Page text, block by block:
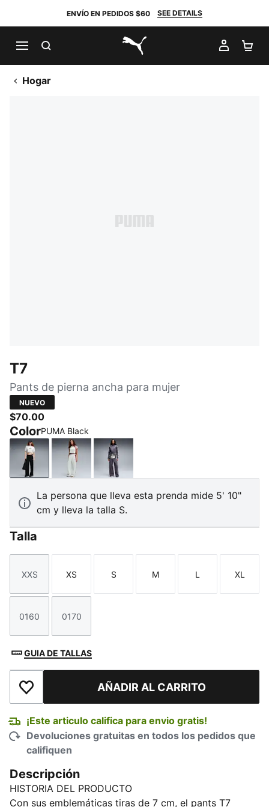
ENVÍO EN PEDIDOS $60 SEE DETAILS
PUMA.com
MI
Hogar
T7
Pants de pierna ancha para mujer
NUEVO
$70.00
ColorPUMA Black
PUMA BlackCréme De Mint-Garnet Glow
Inky Depths-Créme De Mint
La persona que lleva esta prenda mide 5' 10"
cm y lleva la talla S.
Talla
Talla
XXS
Talla
XS
Talla
S
Talla
M
Talla
L
Talla
XL
Talla
0160
Talla
0170
GUIA DE TALLAS
Añadir a la lista de deseosAÑADIR AL CARRITO
¡Este articulo califica para envio gratis!
Devoluciones gratuitas en todos los pedidos que
califiquen
Descripción
HISTORIA DEL PRODUCTO
Con sus emblemáticas tiras de 7 cm, el pants T7